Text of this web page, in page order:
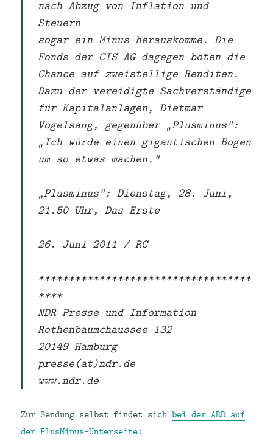
nach Abzug von Inflation und
Steuern
sogar ein Minus herauskomme. Die
Fonds der CIS AG dagegen böten die
Chance auf zweistellige Renditen.
Dazu der vereidigte Sachverständige
für Kapitalanlagen, Dietmar
Vogelsang, gegenüber „Plusminus“:
„Ich würde einen gigantischen Bogen
um so etwas machen.“
„Plusminus“: Dienstag, 28. Juni,
21.50 Uhr, Das Erste
26. Juni 2011 / RC
***********************************
****
NDR Presse und Information
Rothenbaumchaussee 132
20149 Hamburg
presse(at)ndr.de
www.ndr.de
Zur Sendung selbst findet sichbei der ARD auf
der PlusMinus-Unterseite: